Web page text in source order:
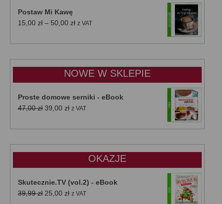
Postaw Mi Kawę
15,00 zł – 50,00 złZakres
od
do
50,00 zł
z VAT
NOWE W SKLEPIE
Proste domowe serniki - eBook
47,00zł Pierwotna
wynosiła:
39,00 złAktualna
wynosi:
z VAT
OKAZJE
Skutecznie.TV (vol.2) - eBook
39,99zł Pierwotna
25,00 złAktualna
z VAT